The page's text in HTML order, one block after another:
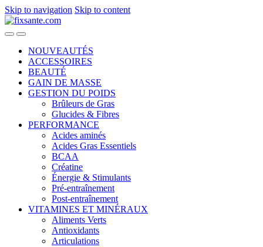
Skip to navigation Skip to content
NOUVEAUTÉS
ACCESSOIRES
BEAUTÉ
GAIN DE MASSE
GESTION DU POIDS
Brûleurs de Gras
Glucides & Fibres
PERFORMANCE
Acides aminés
Acides Gras Essentiels
BCAA
Créatine
Énergie & Stimulants
Pré-entraînement
Post-entraînement
VITAMINES ET MINÉRAUX
Aliments Verts
Antioxidants
Articulations